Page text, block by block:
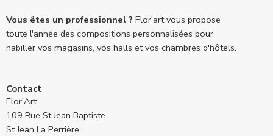
Vous êtes un professionnel ? Flor'art vous propose
toute l'année des compositions personnalisées pour
habiller vos magasins, vos halls et vos chambres d'hôtels.
Contact
Flor'Art
109 Rue St Jean Baptiste
St Jean La Perrière